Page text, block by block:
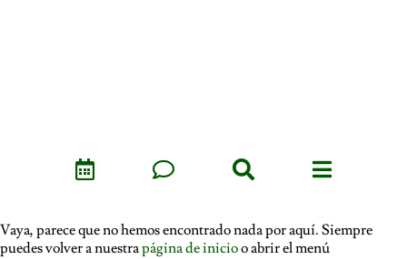
Vaya, parece que no hemos encontrado nada por aquí. Siempre
puedes volver a nuestrapágina de inicioo abrir el menú